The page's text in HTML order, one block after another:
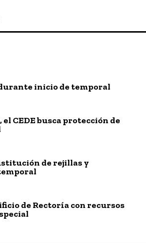
inicio de temporal
CEDE busca protección de
de rejillas y
de Rectoría con recursos